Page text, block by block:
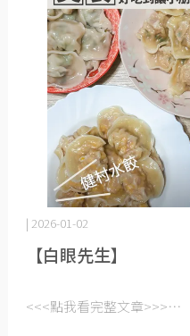
【白眼先生】
| 2026-01-02
<<<點我看完整文章>>>⋯